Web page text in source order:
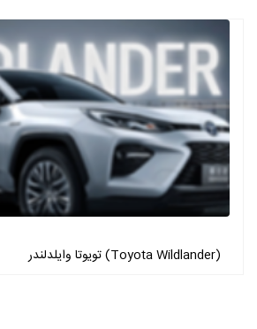
تویوتا وایلدلندر (Toyota Wildlander)